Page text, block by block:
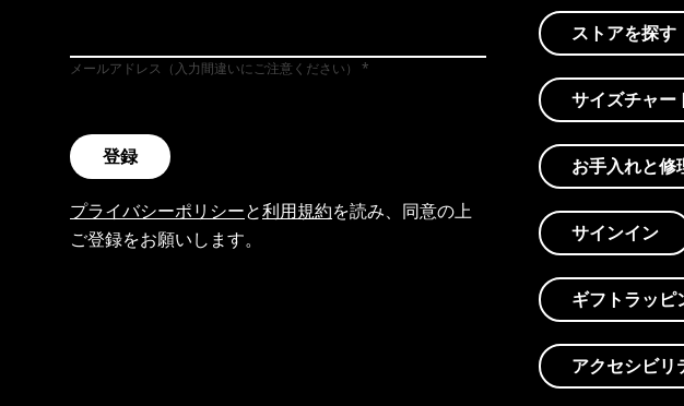
メールアドレス（入力間違いにご注意ください）
登録
プライバシーポリシーと利用規約を読み、同意の上
ご登録をお願いします。
ストアを探す
サイズチャー
お手入れと修
サインイン
ギフトラッピ
アクセシビリ